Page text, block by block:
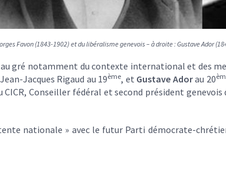
Favon (1843-1902) et du libéralisme genevois – à droite : Gustave Ador
gré notamment du contexte international et des
Jacques Rigaud au 19ème, et Gustave Adorau 20
Conseiller fédéral et second président
nationale » avec le futur Parti démocrate-